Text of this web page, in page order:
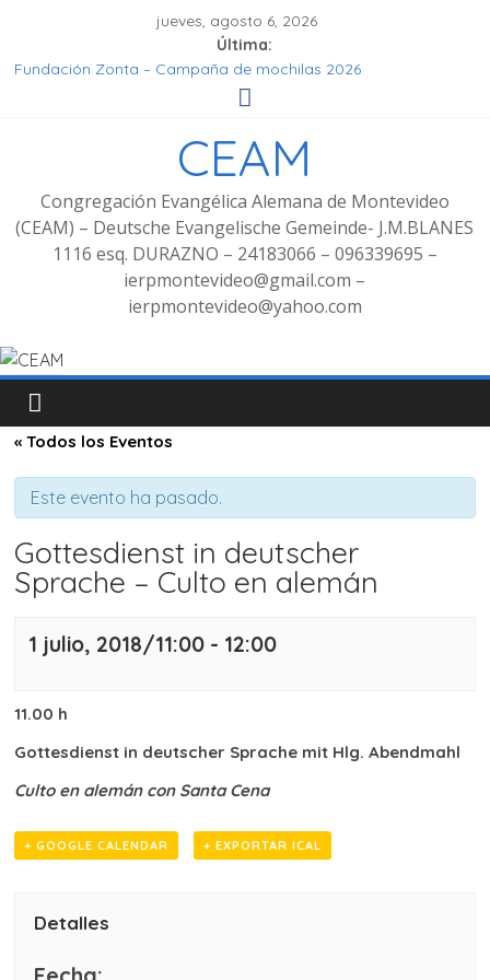
jueves, agosto 6, 2026
Última:
Fundación Zonta – Campaña de mochilas 2026
Seminar Hören, Verstehen, Geniessen
Fotos Culto bilingüe 8/2025 con bienvenida de grupo
CEAM
Congregación Evangélica Alemana de Montevideo
(CEAM) – Deutsche Evangelische Gemeinde- J.M.BLANES
1116 esq. DURAZNO – 24183066 – 096339695 –
ierpmontevideo@gmail.com –
ierpmontevideo@yahoo.com
« Todos los Eventos
Este evento ha pasado.
Gottesdienst in deutscher
Sprache – Culto en alemán
1 julio, 2018/11:00 - 12:00
11.00 h
Gottesdienst in deutscher Sprache mit Hlg. Abendmahl
Culto en alemán con Santa Cena
+ GOOGLE CALENDAR + EXPORTAR ICAL
Detalles